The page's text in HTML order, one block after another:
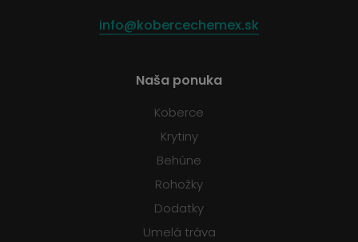
info@kobercechemex.sk
Naša ponuka
Koberce
Krytiny
Behúne
Rohožky
Dodatky
Umelá tráva